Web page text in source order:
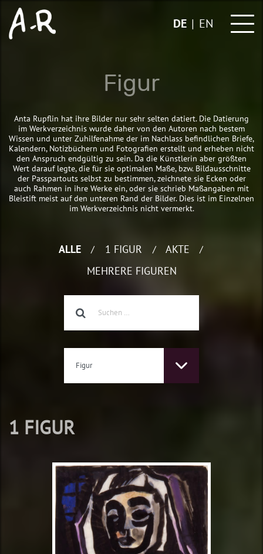
Skip
content
DE EN
Figur
Anta Rupflin hat ihre Bilder nur sehr selten datiert. Die Datierung
im Werkverzeichnis wurde daher von den Autoren nach bestem
Wissen und unter Zuhilfenahme der im Nachlass befindlichen Briefe,
Kalendern, Notizbüchern und Fotografien erstellt und erheben nicht
den Anspruch endgültig zu sein. Da die Künstlerin aber größten
Wert darauf legte, die für sie optimalen Maße, bzw. Bildausschnitte
der Passpartouts selbst zu bestimmen, zeichnete sie Ecken oder
auch Rahmen in ihre Werke ein, oder sie schrieb Maßangaben mit
Bleistift meist auf den unteren Rand der Bilder. Dies ist im Einzelnen
im Werkverzeichnis nicht vermerkt.
ALLE / 1 FIGUR / AKTE /
MEHRERE FIGUREN
Figur
1 FIGUR